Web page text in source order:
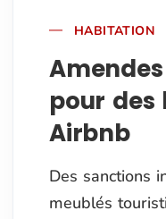
HABITATION
pour des
Airbnb
Des sanctions
meublés